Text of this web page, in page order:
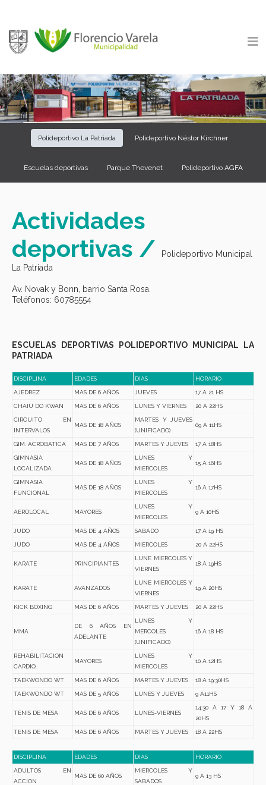
Polideportivo La Patriada Polideportivo Néstor Kirchner
Escuelas deportivas Parque Thevenet Polideportivo AGFA
Actividades
deportivas /
Polideportivo Municipal
La Patriada
Av. Novak y Bonn, barrio Santa Rosa.
Teléfonos: 60785554
ESCUELAS DEPORTIVAS POLIDEPORTIVO MUNICIPAL LA
PATRIADA
DISCIPLINA EDADES DIAS HORARIO
AJEDREZ MAS DE 6 AÑOS JUEVES 17 A 21 HS
CHAIU DO KWAN MAS DE 6 AÑOS LUNES Y VIERNES 20 A 22HS
CIRCUITO EN
INTERVALOS
MAS DE 18 AÑOS
MARTES Y JUEVES
(UNIFICADO)
09 A 11HS
GIM. ACROBATICA MAS DE 7 AÑOS MARTES Y JUEVES 17 A 18HS
GIMNASIA
LOCALIZADA
MAS DE 18 AÑOS
LUNES Y
MIERCOLES
15 A 16HS
GIMNASIA
FUNCIONAL
MAS DE 18 AÑOS
LUNES Y
MIERCOLES
16 A 17HS
AEROLOCAL MAYORES
LUNES Y
MIERCOLES
9 A 10HS
JUDO MAS DE 4 AÑOS SABADO 17 A 19 HS
JUDO MAS DE 4 AÑOS MIERCOLES 20 A 22HS
KARATE PRINCIPIANTES
LUNE MIERCOLES Y
VIERNES
18 A 19HS
KARATE AVANZADOS
LUNE MIERCOLES Y
VIERNES
19 A 20HS
KICK BOXING MAS DE 6 AÑOS MARTES Y JUEVES 20 A 22HS
MMA
DE 6 AÑOS EN
ADELANTE
LUNES Y
MERCOLES
(UNIFICADO)
16 A 18 HS
REHABILITACION
CARDIO.
MAYORES
LUNES Y
MIERCOLES
10 A 12HS
TAEKWONDO WT MAS DE 6 AÑOS MARTES Y JUEVES 18 A 19:30HS
TAEKWONDO WT MAS DE 5 AÑOS LUNES Y JUEVES 9 A11HS
TENIS DE MESA MAS DE 6 AÑOS LUNES-VIERNES
14:30 A 17 Y 18 A
20HS
TENIS DE MESA MAS DE 6 AÑOS MARTES Y JUEVES 18 A 22HS
DISCIPLINA EDADES DIAS HORARIO
ADULTOS EN
ACCION
MAS DE 60 AÑOS
MIERCOLES Y
SABADOS
9 A 13 HS